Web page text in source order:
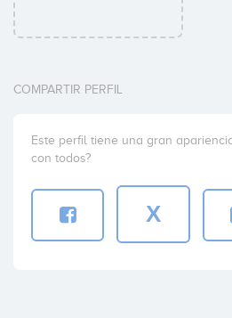
COMPARTIR PERFIL
Este perfil tiene una gran
con todos?
X